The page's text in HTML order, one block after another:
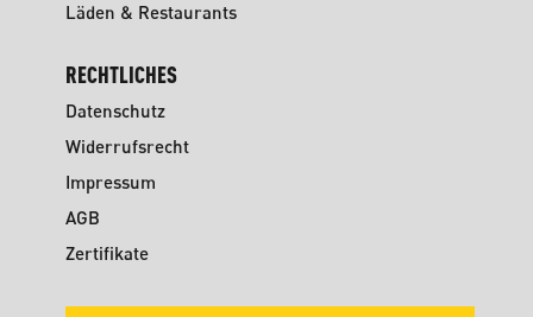
Läden & Restaurants
RECHTLICHES
Datenschutz
Widerrufsrecht
Impressum
AGB
Zertifikate